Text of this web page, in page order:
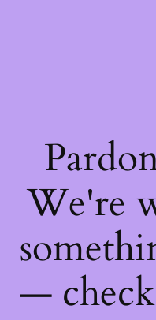
We're
—